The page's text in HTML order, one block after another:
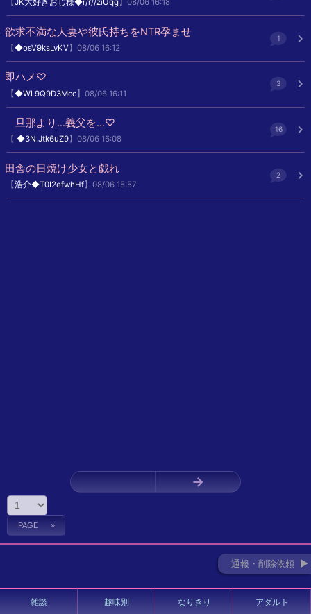
【JK大好きおじ様◆r/r//ziUqg】08/06 16:18
欲求不満な人妻や彼氏持ちをNTR孕ませ
【◆osV9ksLvKV】08/06 16:12
1
即ハメ♡
【◆WL9Q9D3Mcc】08/06 16:11
3
旦那より…義父を…♡
【 ◆3N.Jtk6uZ9】08/06 16:08
16
田舎の日焼け少女と戯れ
【浩介◆T0I2efwhHf】08/06 15:57
2
→
通報・削除依頼 ►
雑談 趣味別 なりきり アダルト